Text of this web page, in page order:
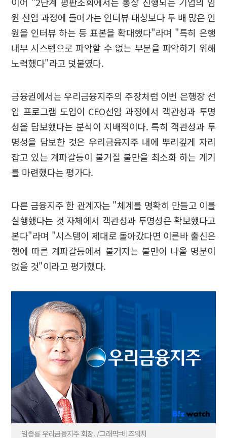
원 선임 과정에 들어가는 인터뷰 대상보다 두 배 많은 인
원을 인터뷰 하는 등 표본을 확대했다"라며 "특히 은행
내부 시스템으로 파악할 수 없는 부분을 파악하기 위해
노력했다"라고 덧붙였다.
금융권에서는 우리금융지주의 주장처럼 이번 은행장 선
임 프로그램 도입이 CEO선임 과정에서 객관성과 투명
성을 담보했다는 분석이 지배적이다. 특히 객관성과 투
명성을 담보한 것은 우리금융지주 내에 뿌리깊게 자리
잡고 있는 계파갈등이 불거질 불만을 최소화 하는 계기
를 마련했다는 평가다.
다른 금융지주 한 관계자는 "체계를 명확히 만들고 이를
실행했다는 것 자체에서 객관성과 투명성은 확보했다고
본다"라며 "시스템이 제대로 돌아갔다면 이른바 출신은
행에 따른 계파갈등에서 불거지는 불만이 나올 명분이
없을 것"이라고 평가했다.
임종룡 우리금융지주 회장. /그래픽=비즈워치